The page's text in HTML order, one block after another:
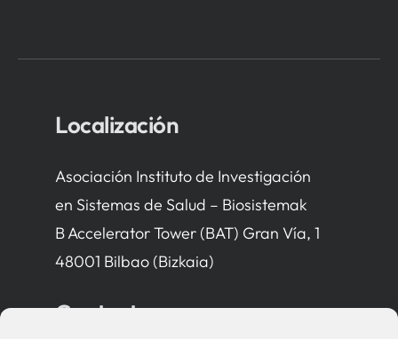
Localización
Asociación Instituto de Investigación
en Sistemas de Salud – Biosistemak
B Accelerator Tower (BAT) Gran Vía, 1
48001 Bilbao (Bizkaia)
Contacto